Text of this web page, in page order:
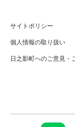
サイトポリシー
個人情報の取り扱い
日之影町へのご意見・